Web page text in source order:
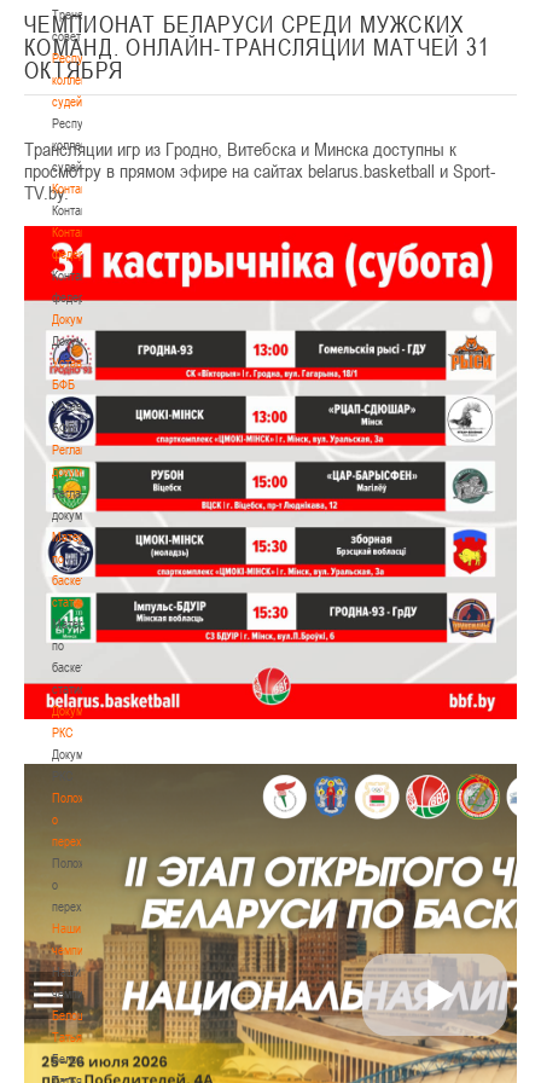
Тренерский
совет
Республиканская
коллегия
судей
Республиканская
коллегия
судей
Контакты
Контакты
Контакты
федерации
Контакты
федерации
Документы
Документы
Устав
БФБ
Устав
БФБ
Регламентирующие
документы
Регламентирующие
документы
Материалы
по
баскетбольной
статистике
Материалы
по
баскетбольной
статистике
Документы
РКС
Документы
РКС
Положение
о
переходах
Положение
о
переходах
Наши
чемпионы
Наши
чемпионы
Белошапко
Татьяна
Белошапко
Татьяна
ЧЕМПИОНАТ БЕЛАРУСИ СРЕДИ МУЖСКИХ
КОМАНД. ОНЛАЙН-ТРАНСЛЯЦИИ МАТЧЕЙ 31
ОКТЯБРЯ
Трансляции игр из Гродно, Витебска и Минска доступны к
просмотру в прямом эфире на сайтах belarus.basketball и Sport-
TV.by.